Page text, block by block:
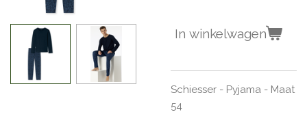
In winkelwagen
Schiesser - Pyjama - Maat
54